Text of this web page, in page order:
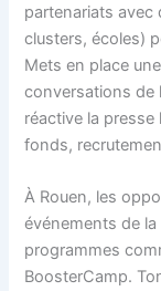
partenariats avec
clusters, écoles)
Mets en place
conversations de
réactive la
fonds,
À Rouen, les
événements de
programmes
BoosterCamp.